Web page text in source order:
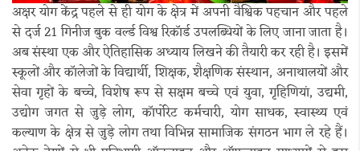
अक्षर योग केंद्र पहले से ही योग के क्षेत्र में अपनी वैश्विक पहचान और पहले
से दर्ज 21 गिनीज बुक वर्ल्ड विश्व रिकॉर्ड उपलब्धियों के लिए जाना जाता है।
अब संस्था एक और ऐतिहासिक अध्याय लिखने की तैयारी कर रही है। इसमें
स्कूलों और कॉलेजों के विद्यार्थी, शिक्षक, शैक्षणिक संस्थान, अनाथालयों और
सेवा गृहों के बच्चे, विशेष रूप से सक्षम बच्चे एवं युवा, गृहिणियां, उद्यमी,
उद्योग जगत से जुड़े लोग, कॉर्पोरेट कर्मचारी, योग साधक, स्वास्थ्य एवं
कल्याण के क्षेत्र से जुड़े लोग तथा विभिन्न सामाजिक संगठन भाग ले रहे हैं।